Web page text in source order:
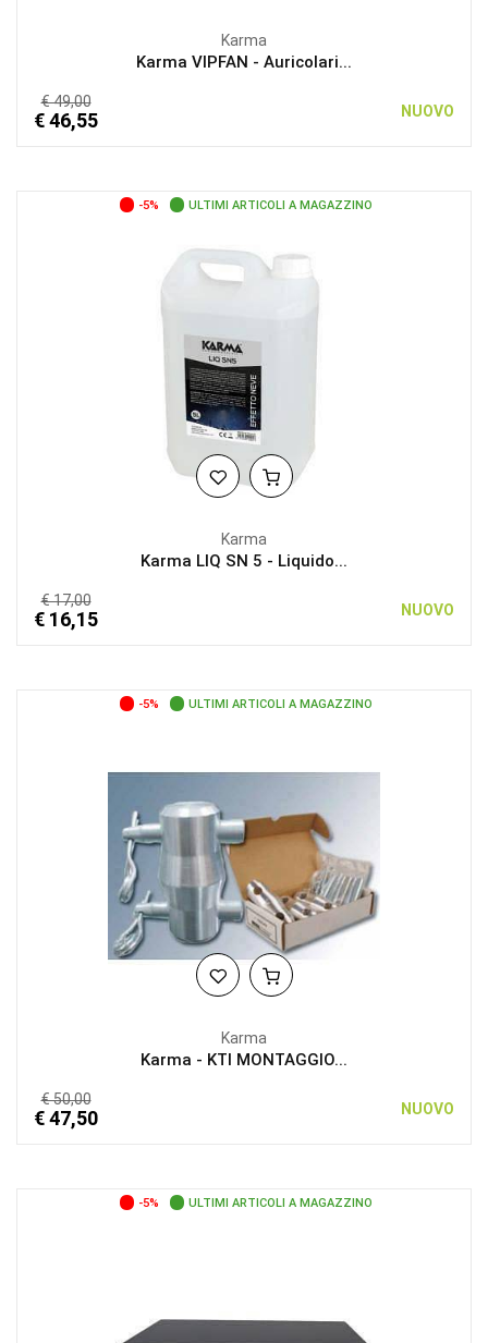
Karma
Karma VIPFAN - Auricolari...
€ 49,00
€ 46,55 NUOVO
-5% ULTIMI ARTICOLI A MAGAZZINO
Karma
Karma LIQ SN 5 - Liquido...
€ 17,00
€ 16,15 NUOVO
-5% ULTIMI ARTICOLI A MAGAZZINO
Karma
Karma - KTI MONTAGGIO...
€ 50,00
€ 47,50 NUOVO
-5% ULTIMI ARTICOLI A MAGAZZINO